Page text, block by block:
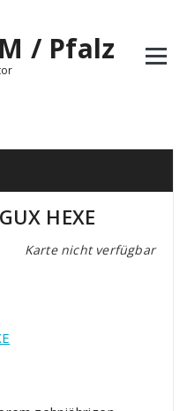
/ Pfalz
HEXE
Karte nicht verfügbar